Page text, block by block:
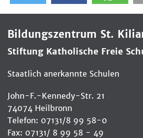
Bildungszentrum St.
Stiftung Katholische Freie
Staatlich anerkannte Schulen
John-F.-Kennedy-Str. 21
74074 Heilbronn
Telefon: 07131/8 99 58-0
Fax: 07131/ 8 99 58 - 49